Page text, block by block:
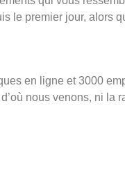
le premier jour, alors
en ligne et 3000
nous venons, ni la